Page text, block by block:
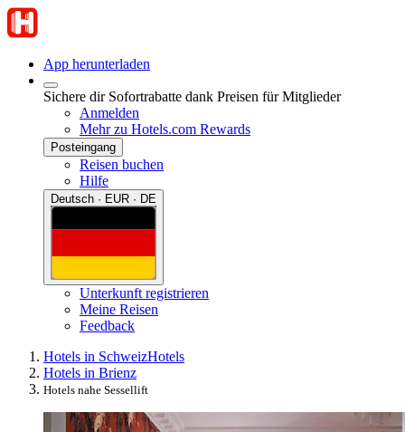
App herunterladen
Sichere dir Sofortrabatte dank Preisen für Mitglieder
Anmelden
Mehr zu Hotels.com Rewards
Posteingang
Reisen buchen
Hilfe
Deutsch · EUR · DE
Unterkunft registrieren
Meine Reisen
Feedback
Hotels in SchweizHotels
Hotels in Brienz
Hotels nahe Sessellift